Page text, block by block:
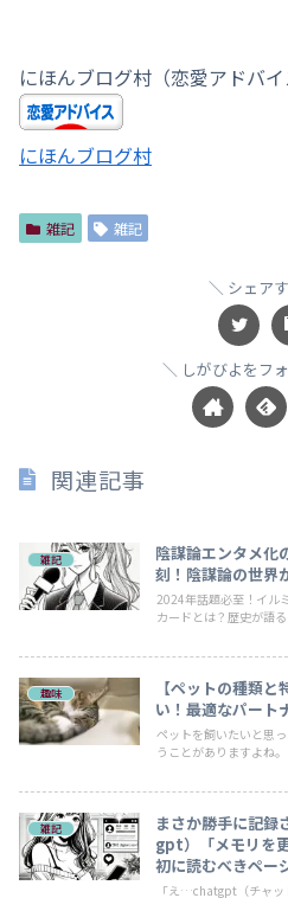
にほんブログ村（恋愛アドバ
にほんブログ村
雑記 雑記
シェア
しがびよをフ
関連記事
雑記
陰謀論エンタメ化
刻！陰謀論の世界
2024年話題必至！イル
カードとは？歴史が語
趣味
【ペットの種類
い！最適なパート
ペットを飼いたいと思
うことがありますよね
雑記
まさか勝手に記
gpt）「メモリを
初に読むべきペー
「え…chatgpt（チャッ